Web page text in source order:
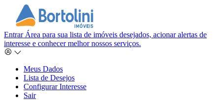
Entrar Área para sua lista de imóveis desejados, acionar alertas de
interesse e conhecer melhor nossos serviços.
Meus Dados
Lista de Desejos
Configurar Interesse
Sair